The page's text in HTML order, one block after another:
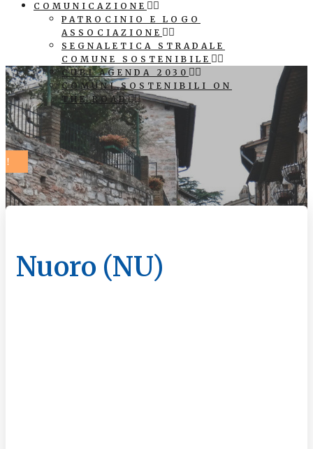
COMUNICAZIONE
PATROCINIO E LOGO
ASSOCIAZIONE
SEGNALETICA STRADALE
COMUNE SOSTENIBILE
CUBI AGENDA 2030
COMUNI SOSTENIBILI ON
THE ROAD
Nuoro (NU)